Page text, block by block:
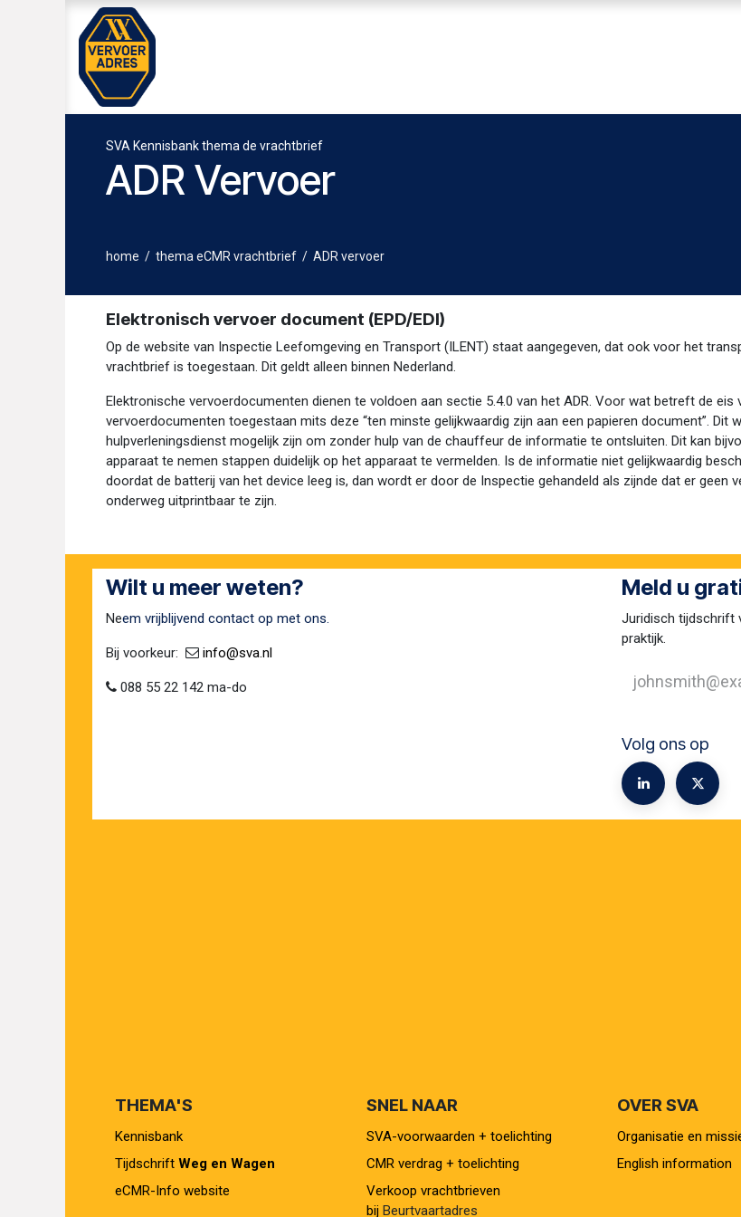
Overslaan naar inhoud
SVA Kennisbank thema de vrachtbrief
ADR Vervoer
home / thema eCMR vrachtbrief / ADR vervoer
Elektronisch vervoer document (EPD/EDI)
Op de website van Inspectie Leefomgeving en Transport (ILENT) staat aangegeven, dat ook voor het
vrachtbrief is toegestaan. Dit geldt alleen binnen Nederland.
Elektronische vervoerdocumenten dienen te voldoen aan sectie 5.4.0 van het ADR. Voor wat betreft de
vervoerdocumenten toegestaan mits deze “ten minste gelijkwaardig zijn aan een papieren document”.
hulpverleningsdienst mogelijk zijn om zonder hulp van de chauffeur de informatie te ontsluiten. Dit kan
apparaat te nemen stappen duidelijk op het apparaat te vermelden. Is de informatie niet gelijkwaardig
doordat de batterij van het device leeg is, dan wordt er door de Inspectie gehandeld als zijnde dat er
onderweg uitprintbaar te zijn.
Wilt u meer weten?
Neem vrijblijvend contact op met ons.
Bij voorkeur:​ ​ info@sva​.nl
088 55 22 142 ma-do
Meld u
Juridisch tijdschrift
praktijk.
Volg ons op
THEMA'S
Kennisbank
Tijdschrift Weg en Wagen
eCMR-Info website
OVER SVA
Organisatie en
English information
SNEL NAAR
SVA-voorwaarden + toelichting
CMR verdrag + toelichting
Verkoop vrachtbrieven
bijBeurtvaartadres